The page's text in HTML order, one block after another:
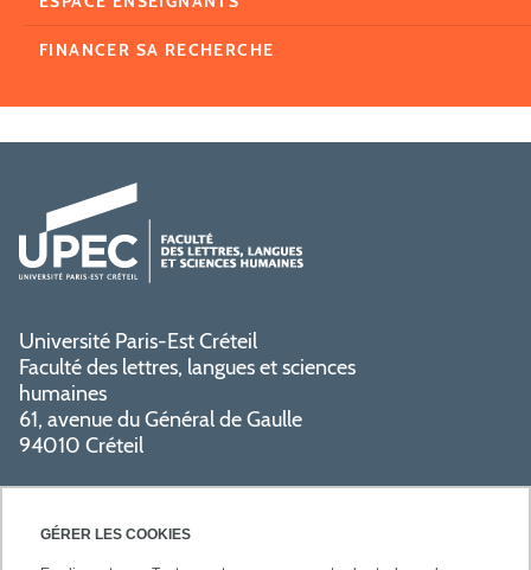
GÉRER LES COOKIES
FINANCER SA RECHERCHE
Université Paris-Est Créteil
Faculté des lettres, langues et sciences
humaines
61, avenue du Général de Gaulle
94010 Créteil